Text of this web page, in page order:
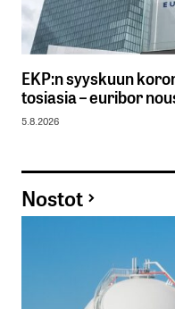
EKP:n syyskuun
tosiasia – euribor
5.8.2026
Nostot